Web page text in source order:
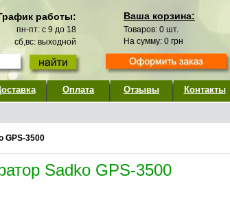
работы:
пн-пт: с 9 до 18
сб,вс: выходной
Ваша корзина:
Товаров: 0 шт.
На сумму: 0 грн
Оплата Отзывы Контакты
GPS-3500
Sadko GPS-3500